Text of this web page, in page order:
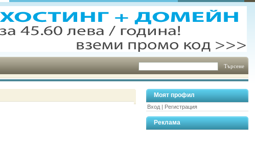
Моят профил
Вход | Регистрация
Реклама